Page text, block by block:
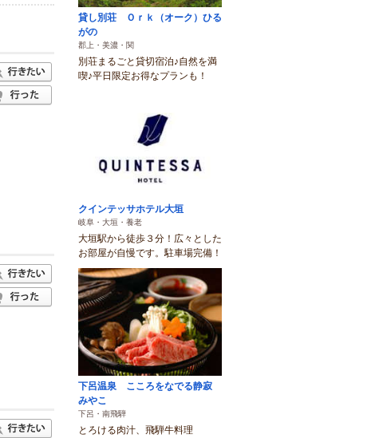
貸し別荘 Ｏｒｋ（オーク）ひる
がの
郡上・美濃・関
別荘まるごと貸切宿泊♪自然を満
喫♪平日限定お得なプランも！
クインテッサホテル大垣
岐阜・大垣・養老
大垣駅から徒歩３分！広々とした
お部屋が自慢です。駐車場完備！
下呂温泉 こころをなでる静寂
みやこ
下呂・南飛騨
とろける肉汁、飛騨牛料理